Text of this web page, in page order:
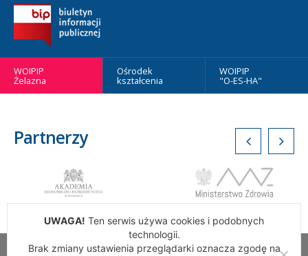
WOIPIP
Żelazna
Ośrodek
kształcenia
WOIPIP
"O-ES-HA"
Partnerzy
UWAGA! Ten serwis używa cookies i podobnych
technologii.
Brak zmiany ustawienia przeglądarki oznacza zgodę na